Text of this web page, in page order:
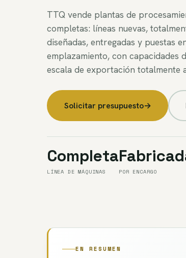
TTQ vende plantas de
completas: líneas nuevas,
diseñadas, entregadas y puestas
emplazamiento, con capacidades
escala de exportación totalmente
Solicitar presupuesto→
Completa
LÍNEA DE MÁQUINAS POR ENCARGO
EN RESUMEN